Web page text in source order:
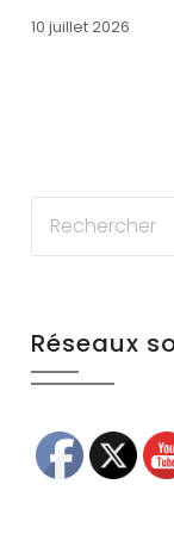
10 juillet 2026
Réseaux